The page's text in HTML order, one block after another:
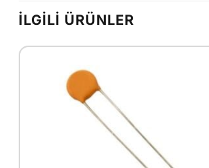
İLGILI ÜRÜNLER